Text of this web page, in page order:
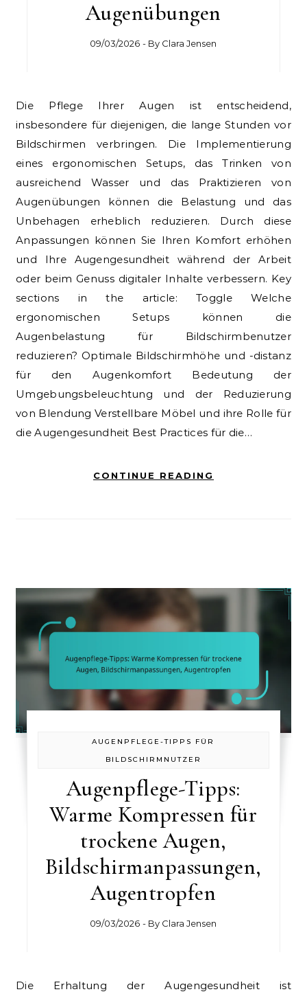
Augenübungen
09/03/2026 - By Clara Jensen
Die Pflege Ihrer Augen ist entscheidend,
insbesondere für diejenigen, die lange Stunden vor
Bildschirmen verbringen. Die Implementierung
eines ergonomischen Setups, das Trinken von
ausreichend Wasser und das Praktizieren von
Augenübungen können die Belastung und das
Unbehagen erheblich reduzieren. Durch diese
Anpassungen können Sie Ihren Komfort erhöhen
und Ihre Augengesundheit während der Arbeit
oder beim Genuss digitaler Inhalte verbessern. Key
sections in the article: Toggle Welche
ergonomischen Setups können die
Augenbelastung für Bildschirmbenutzer
reduzieren? Optimale Bildschirmhöhe und -distanz
für den Augenkomfort Bedeutung der
Umgebungsbeleuchtung und der Reduzierung
von Blendung Verstellbare Möbel und ihre Rolle für
die Augengesundheit Best Practices für die…
CONTINUE READING
AUGENPFLEGE-TIPPS FÜR
BILDSCHIRMNUTZER
Augenpflege-Tipps:
Warme Kompressen für
trockene Augen,
Bildschirmanpassungen,
Augentropfen
09/03/2026 - By Clara Jensen
Die Erhaltung der Augengesundheit ist